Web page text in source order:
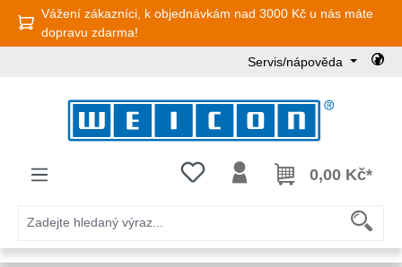
Přejít na hlavní obsah
Vážení zákazníci, k objednávkám nad 3000 Kč u nás máte
dopravu zdarma!
Servis/nápověda
Máte 0 položky v seznamu přání
0,00 Kč*